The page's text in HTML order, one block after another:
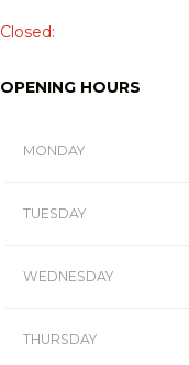
Closed:
OPENING HOURS
MONDAY
TUESDAY
WEDNESDAY
THURSDAY